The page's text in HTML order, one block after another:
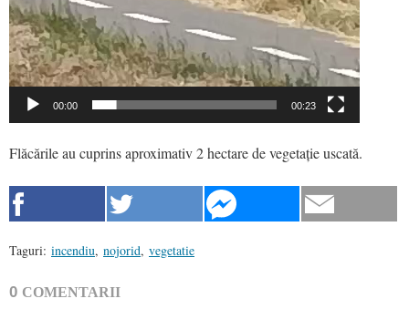
00:00 00:23
Flăcările au cuprins aproximativ 2 hectare de vegetație uscată.
Taguri: incendiu, nojorid, vegetatie
0 COMENTARII